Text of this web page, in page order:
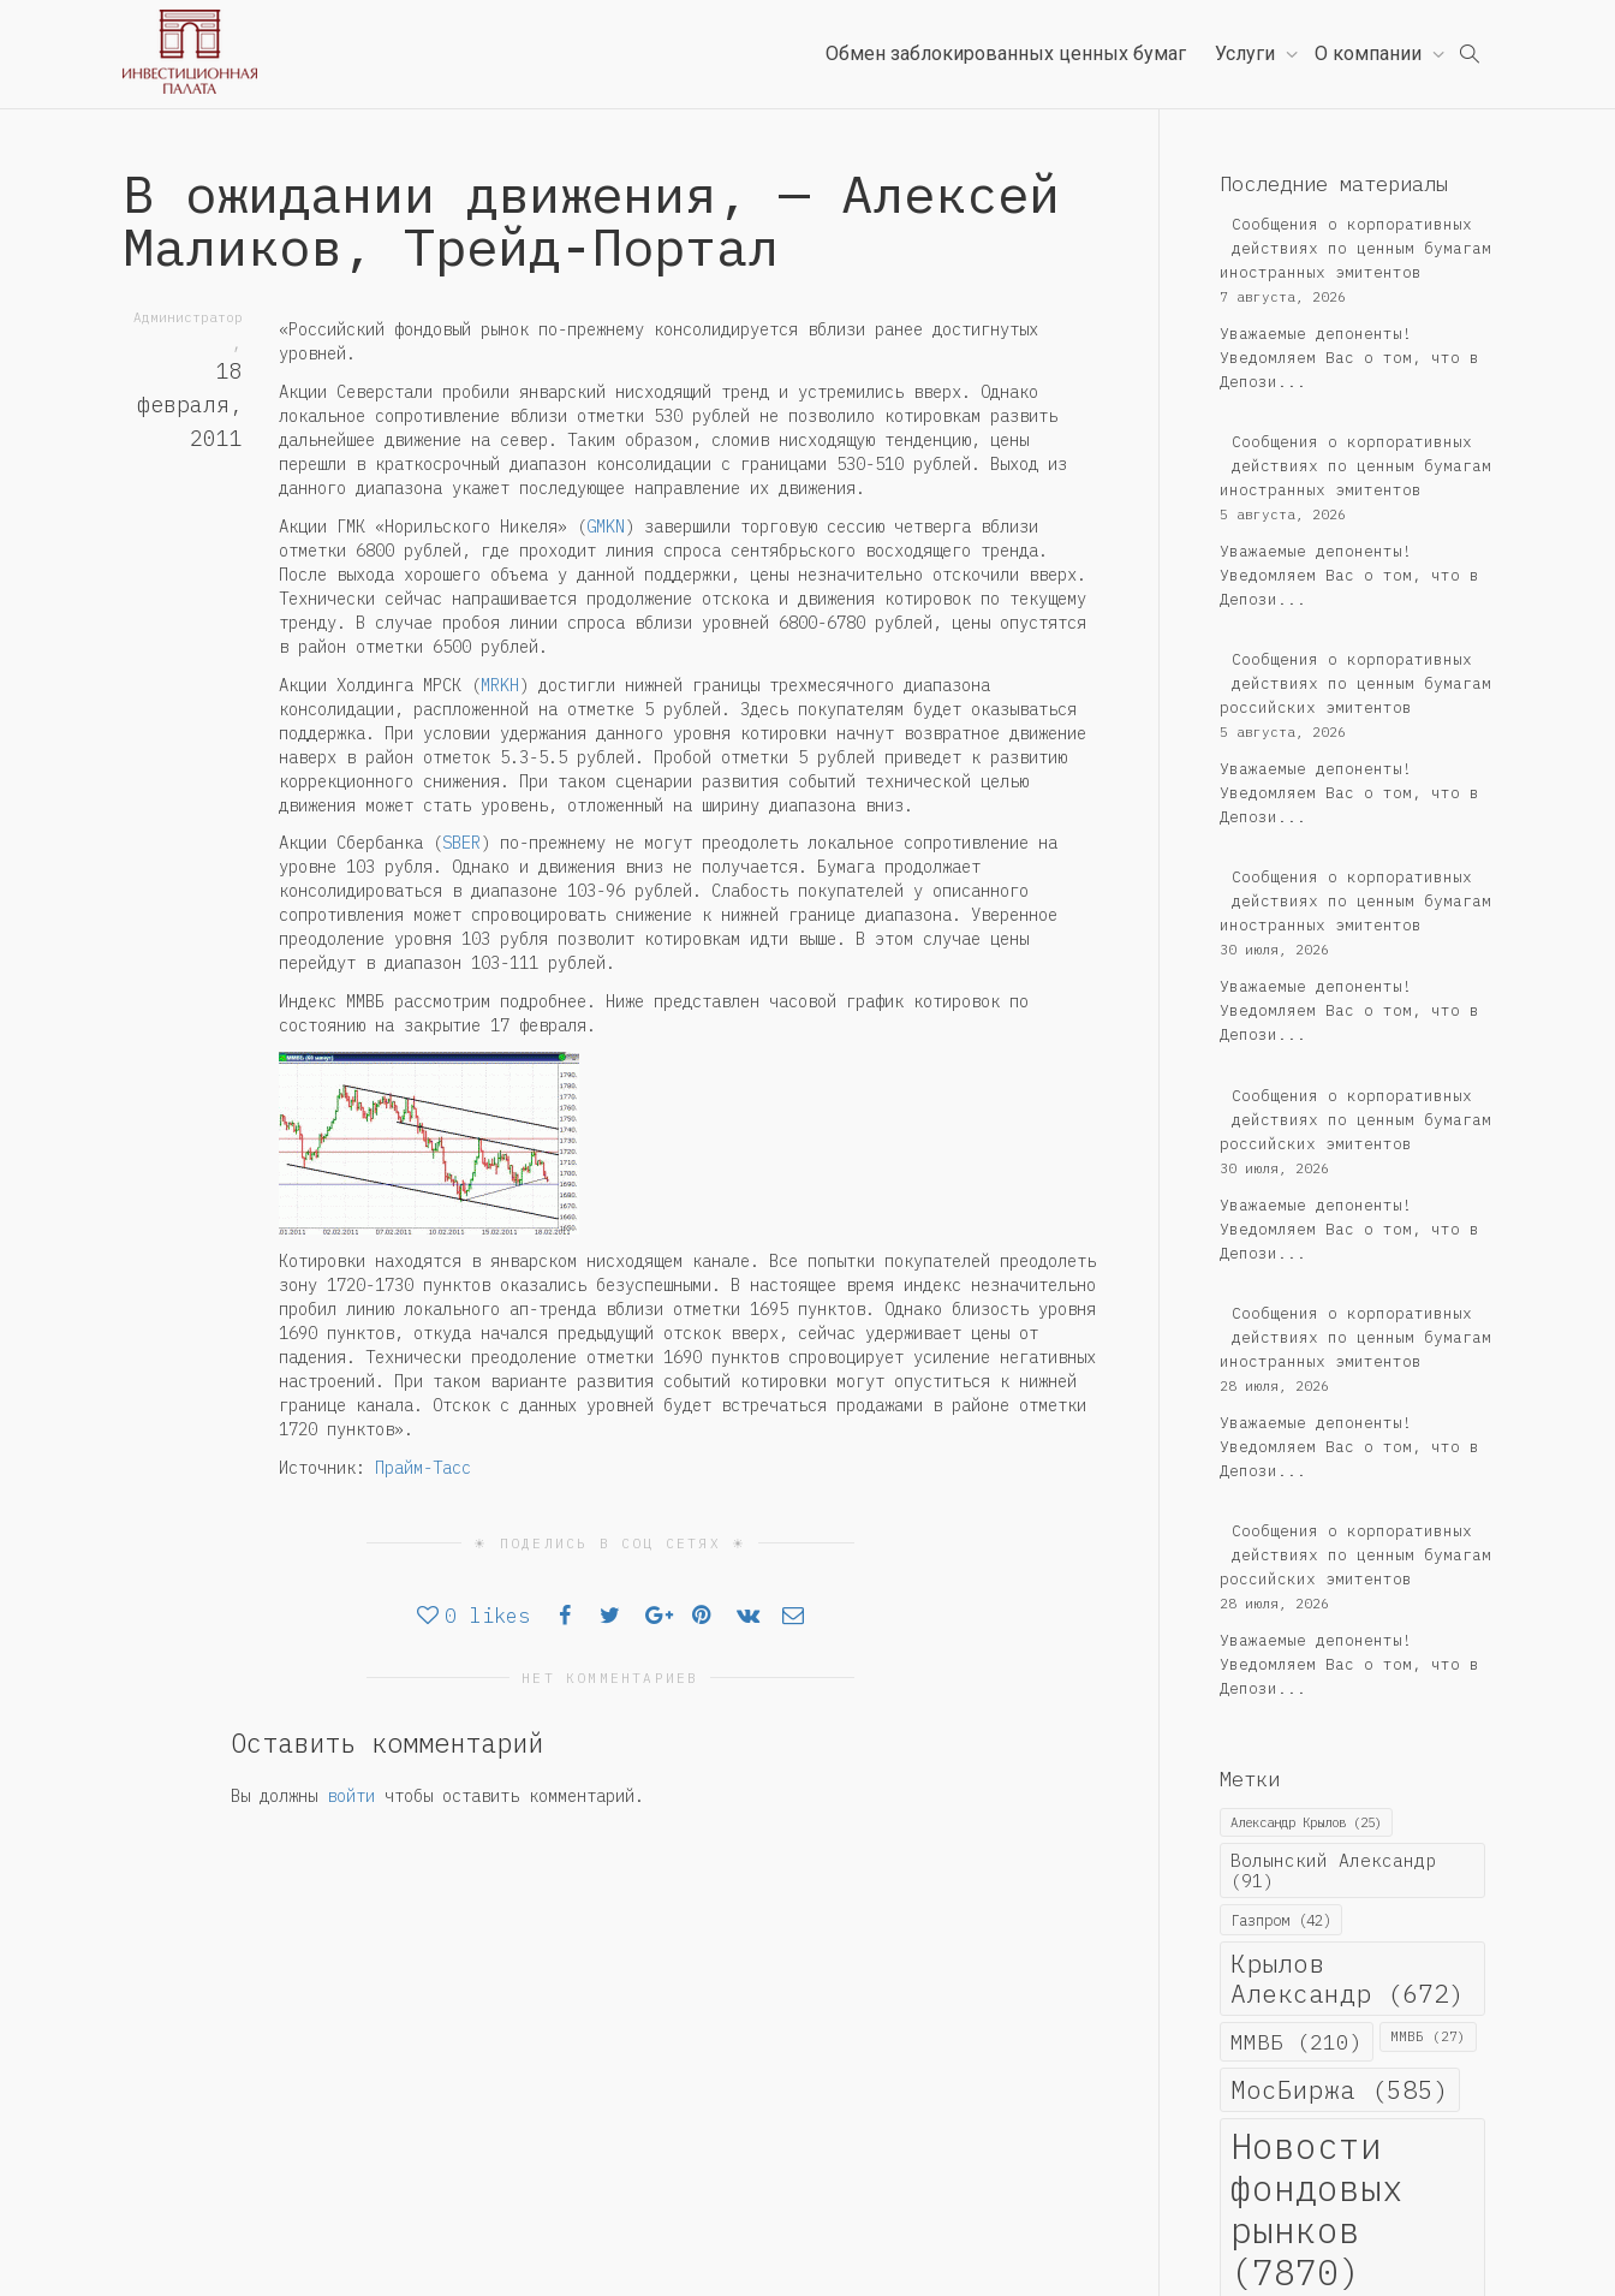
Обмен заблокированных ценных бумаг Услуги О компании
В ожидании движения, — Алексей
Маликов, Трейд-Портал
Администратор
,
18
февраля,
2011
«Российский фондовый рынок по-прежнему консолидируется вблизи ранее достигнутых
уровней.
Акции Северстали пробили январский нисходящий тренд и устремились вверх. Однако
локальное сопротивление вблизи отметки 530 рублей не позволило котировкам развить
дальнейшее движение на север. Таким образом, сломив нисходящую тенденцию, цены
перешли в краткосрочный диапазон консолидации с границами 530-510 рублей. Выход из
данного диапазона укажет последующее направление их движения.
Акции ГМК «Норильского Никеля» (GMKN) завершили торговую сессию четверга вблизи
отметки 6800 рублей, где проходит линия спроса сентябрьского восходящего тренда.
После выхода хорошего объема у данной поддержки, цены незначительно отскочили вверх.
Технически сейчас напрашивается продолжение отскока и движения котировок по текущему
тренду. В случае пробоя линии спроса вблизи уровней 6800-6780 рублей, цены опустятся
в район отметки 6500 рублей.
Акции Холдинга МРСК (MRKH) достигли нижней границы трехмесячного диапазона
консолидации, распложенной на отметке 5 рублей. Здесь покупателям будет оказываться
поддержка. При условии удержания данного уровня котировки начнут возвратное движение
наверх в район отметок 5.3-5.5 рублей. Пробой отметки 5 рублей приведет к развитию
коррекционного снижения. При таком сценарии развития событий технической целью
движения может стать уровень, отложенный на ширину диапазона вниз.
Акции Сбербанка (SBER) по-прежнему не могут преодолеть локальное сопротивление на
уровне 103 рубля. Однако и движения вниз не получается. Бумага продолжает
консолидироваться в диапазоне 103-96 рублей. Слабость покупателей у описанного
сопротивления может спровоцировать снижение к нижней границе диапазона. Уверенное
преодоление уровня 103 рубля позволит котировкам идти выше. В этом случае цены
перейдут в диапазон 103-111 рублей.
Индекс ММВБ рассмотрим подробнее. Ниже представлен часовой график котировок по
состоянию на закрытие 17 февраля.
Котировки находятся в январском нисходящем канале. Все попытки покупателей преодолеть
зону 1720-1730 пунктов оказались безуспешными. В настоящее время индекс незначительно
пробил линию локального ап-тренда вблизи отметки 1695 пунктов. Однако близость уровня
1690 пунктов, откуда начался предыдущий отскок вверх, сейчас удерживает цены от
падения. Технически преодоление отметки 1690 пунктов спровоцирует усиление негативных
настроений. При таком варианте развития событий котировки могут опуститься к нижней
границе канала. Отскок с данных уровней будет встречаться продажами в районе отметки
1720 пунктов».
Источник: Прайм-Тасс
☀ ПОДЕЛИСЬ В СОЦ СЕТЯХ ☀
0 likes
НЕТ КОММЕНТАРИЕВ
Оставить комментарий
Вы должны войти чтобы оставить комментарий.
Последние материалы
Сообщения о корпоративных
действиях по ценным бумагам
иностранных эмитентов
7 августа, 2026
Уважаемые депоненты!
Уведомляем Вас о том, что в
Депози...
Сообщения о корпоративных
действиях по ценным бумагам
иностранных эмитентов
5 августа, 2026
Уважаемые депоненты!
Уведомляем Вас о том, что в
Депози...
Cообщения о корпоративных
действиях по ценным бумагам
российских эмитентов
5 августа, 2026
Уважаемые депоненты!
Уведомляем Вас о том, что в
Депози...
Сообщения о корпоративных
действиях по ценным бумагам
иностранных эмитентов
30 июля, 2026
Уважаемые депоненты!
Уведомляем Вас о том, что в
Депози...
Cообщения о корпоративных
действиях по ценным бумагам
российских эмитентов
30 июля, 2026
Уважаемые депоненты!
Уведомляем Вас о том, что в
Депози...
Сообщения о корпоративных
действиях по ценным бумагам
иностранных эмитентов
28 июля, 2026
Уважаемые депоненты!
Уведомляем Вас о том, что в
Депози...
Cообщения о корпоративных
действиях по ценным бумагам
российских эмитентов
28 июля, 2026
Уважаемые депоненты!
Уведомляем Вас о том, что в
Депози...
Метки
Александр Крылов(25)
Волынский Александр
(91)
Газпром(42)
Крылов
Александр (672)
ММВБ (210) ММВБ (27)
МосБиржа (585)
Новости
фондовых
рынков
(7870)